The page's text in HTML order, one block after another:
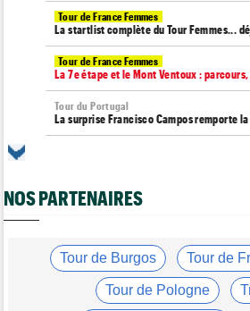
Tour de France Femmes
La startlist complète du Tour Femmes...
Tour de France Femmes
La 7e étape et le Mont Ventoux :
Tour du Portugal
La surprise Francisco Campos remporte
Tour de France Femmes
Tour de France Femmes
Kim Le Court Pienaar : "La course a été
NOS PARTENAIRES
Tour de Burgos Tour de
Tour de Pologne